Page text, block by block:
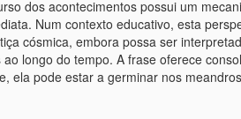
dos acontecimentos possui um
Num contexto educativo, esta
cósmica, embora possa ser
longo do tempo. A frase oferece
ela pode estar a germinar nos